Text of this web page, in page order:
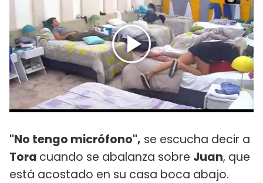
"No tengo micrófono", se escucha decir a
Tora cuando se abalanza sobre Juan, que
está acostado en su casa boca abajo.